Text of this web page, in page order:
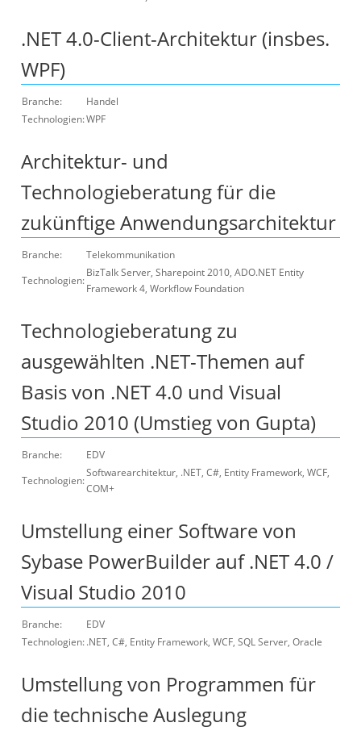
.NET 4.0-Client-Architektur (insbes.
WPF)
Branche:
Handel
Technologien:WPF
Architektur- und
Technologieberatung für die
zukünftige Anwendungsarchitektur
Branche:
Telekommunikation
Technologien:
BizTalk Server, Sharepoint 2010, ADO.NET Entity
Framework 4, Workflow Foundation
Technologieberatung zu
ausgewählten .NET-Themen auf
Basis von .NET 4.0 und Visual
Studio 2010 (Umstieg von Gupta)
Branche:
EDV
Technologien:
Softwarearchitektur, .NET, C#, Entity Framework, WCF,
COM+
Umstellung einer Software von
Sybase PowerBuilder auf .NET 4.0 /
Visual Studio 2010
Branche:
EDV
Technologien:.NET, C#, Entity Framework, WCF, SQL Server, Oracle
Umstellung von Programmen für
die technische Auslegung